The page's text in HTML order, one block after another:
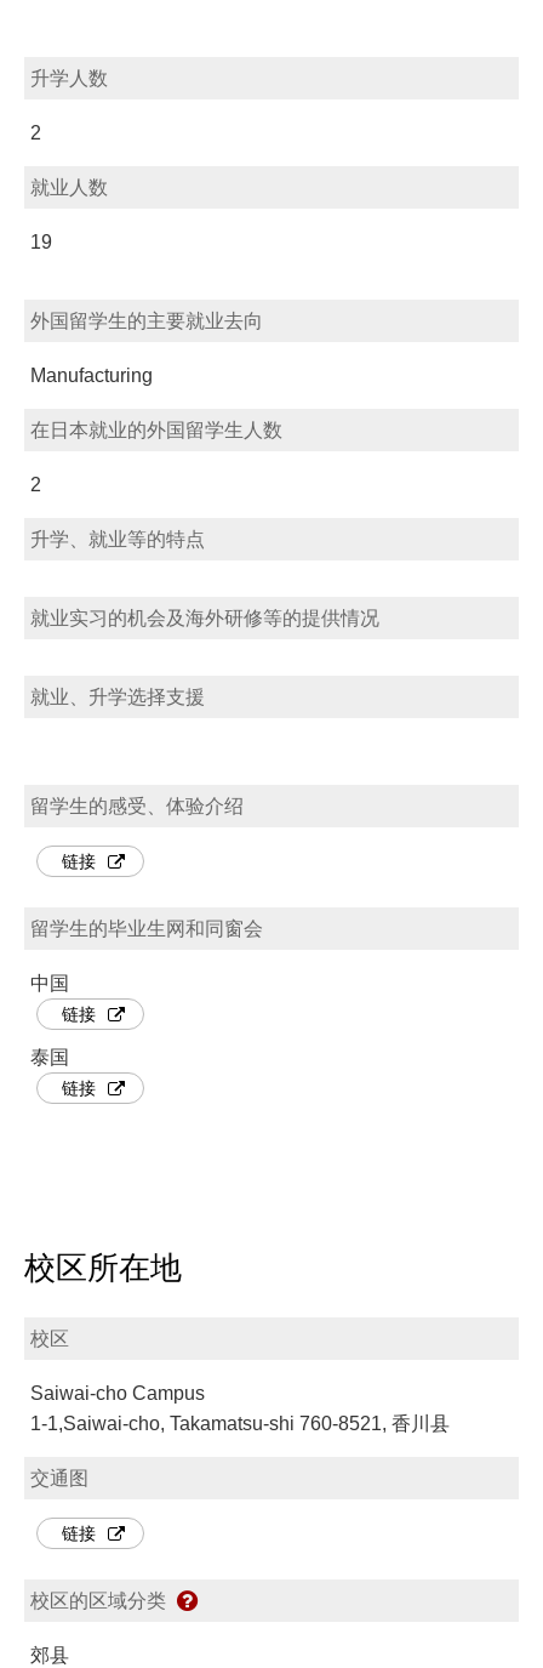
升学人数
2
就业人数
19
外国留学生的主要就业去向
Manufacturing
在日本就业的外国留学生人数
2
升学、就业等的特点
就业实习的机会及海外研修等的提供情况
就业、升学选择支援
留学生的感受、体验介绍
链接
留学生的毕业生网和同窗会
中国
链接
泰国
链接
校区所在地
校区
Saiwai-cho Campus
1-1,Saiwai-cho, Takamatsu-shi 760-8521, 香川县
交通图
链接
校区的区域分类
郊县